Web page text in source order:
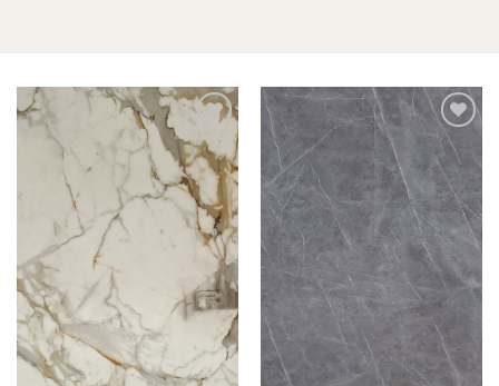
Add to
wishlist
Add to
wishlist